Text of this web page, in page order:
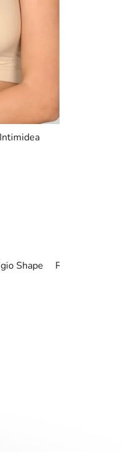
Shape Rose Gold